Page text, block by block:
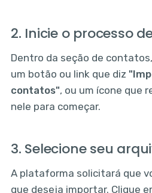
2. Inicie o processo
Dentro da seção de
um botão ou link que diz
contatos", ou um ícone que
nele para começar.
3. Selecione seu
A plataforma solicitará que
que deseja importar. Clique